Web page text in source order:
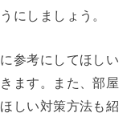
にしましょう。
参考にしてほしい
ます。また、部屋
しい対策方法も紹